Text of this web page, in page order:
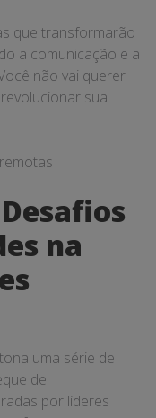
que transformarão
a comunicação e a
não vai querer
sua
na
uma série de
de
por líderes